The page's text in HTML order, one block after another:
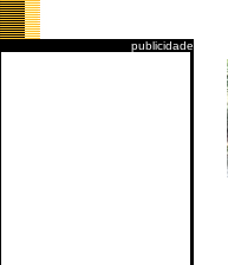
publicidade